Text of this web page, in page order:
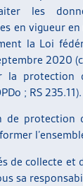
les
en vigueur
la Loi
2020
la
; RS 235.11).
de protection
de collecte et
sa